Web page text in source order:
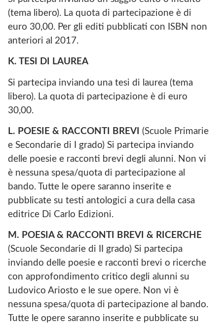
(tema libero). La quota di partecipazione è di
euro 30,00. Per gli editi pubblicati con ISBN non
anteriori al 2017.
K. TESI DI LAUREA
Si partecipa inviando una tesi di laurea (tema
libero). La quota di partecipazione è di euro
30,00.
L. POESIE & RACCONTI BREVI
(Scuole Primarie
e Secondarie di I grado) Si partecipa inviando
delle poesie e racconti brevi degli alunni. Non vi
è nessuna spesa/quota di partecipazione al
bando. Tutte le opere saranno inserite e
pubblicate su testi antologici a cura della casa
editrice Di Carlo Edizioni.
M. POESIA & RACCONTI BREVI & RICERCHE
(Scuole Secondarie di II grado) Si partecipa
inviando delle poesie e racconti brevi o ricerche
con approfondimento critico degli alunni su
Ludovico Ariosto e le sue opere. Non vi è
nessuna spesa/quota di partecipazione al bando.
Tutte le opere saranno inserite e pubblicate su